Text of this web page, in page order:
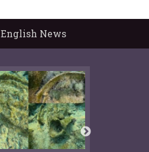
English News